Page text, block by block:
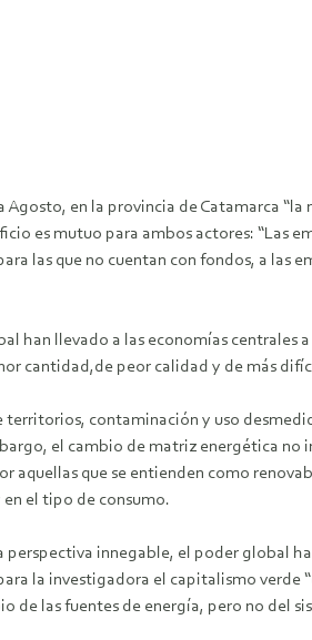
en la provincia de Catamarca
es mutuo para ambos actores: “Las
las que no cuentan con fondos, a las
han llevado a las economías centrales
cantidad,de peor calidad y de más
territorios, contaminación y uso
el cambio de matriz energética no
aquellas que se entienden como
el tipo de consumo.
perspectiva innegable, el poder global
la investigadora el capitalismo verde
las fuentes de energía, pero no del